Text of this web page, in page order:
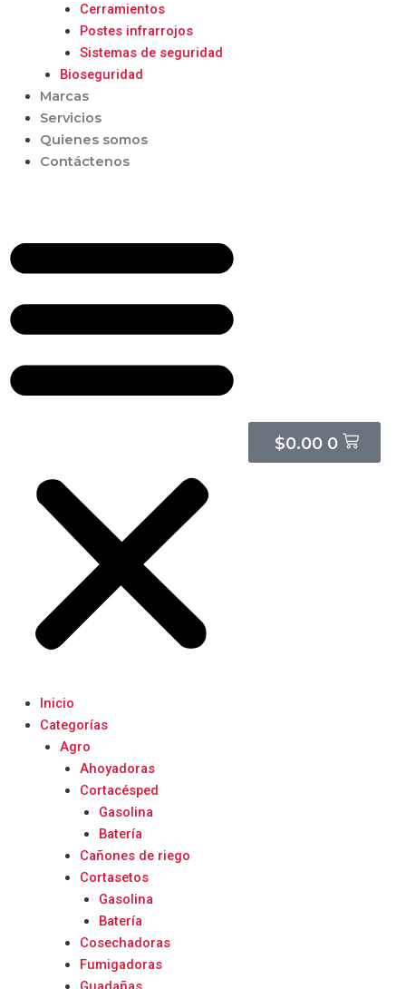
Cerramientos
Postes infrarrojos
Sistemas de seguridad
Bioseguridad
Marcas
Servicios
Quienes somos
Contáctenos
Inicio
Categorías
Agro
Ahoyadoras
Cortacésped
Gasolina
Batería
Cañones de riego
Cortasetos
Gasolina
Batería
Cosechadoras
Fumigadoras
$0.00 0
Cart